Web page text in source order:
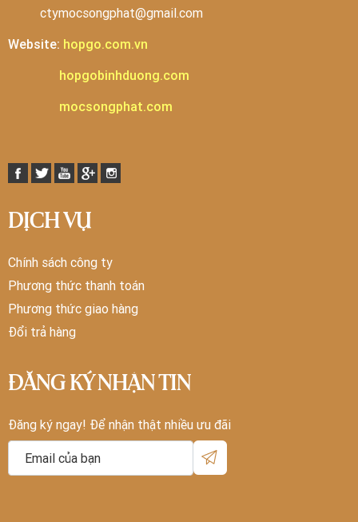
ctymocsongphat@gmail.com
Website: hopgo.com.vn
hopgobinhduong.com
mocsongphat.com
DỊCH VỤ
Chính sách công ty
Phương thức thanh toán
Phương thức giao hàng
Đổi trả hàng
ĐĂNG KÝ NHẬN TIN
Đăng ký ngay! Để nhận thật nhiều ưu đãi